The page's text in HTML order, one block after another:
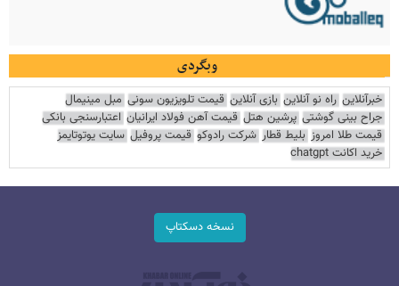
وبگردی
خبرآنلاین راه نو آنلاین بازی آنلاین قیمت تلویزیون سونی مبل مینیمال
جراح بینی گوشتی پرشین هتل قیمت آهن فولاد ایرانیان اعتبارسنجی بانکی
قیمت طلا امروز بلیط قطار شرکت رادوکو قیمت پروفیل سایت یوتوتایمز
خرید اکانت chatgpt
نسخه دسکتاپ